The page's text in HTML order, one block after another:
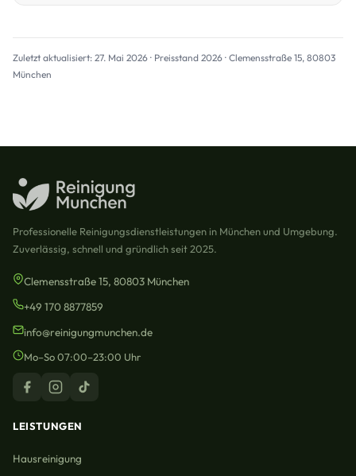
Zuletzt aktualisiert: 27. Mai 2026 · Preisstand 2026 · Clemensstraße 15, 80803
München
Professionelle Reinigungsdienstleistungen in München und Umgebung.
Zuverlässig, schnell und gründlich seit 2025.
Clemensstraße 15, 80803 München
+49 170 8877859
info@reinigungmunchen.de
Mo–So 07:00–23:00 Uhr
LEISTUNGEN
Hausreinigung